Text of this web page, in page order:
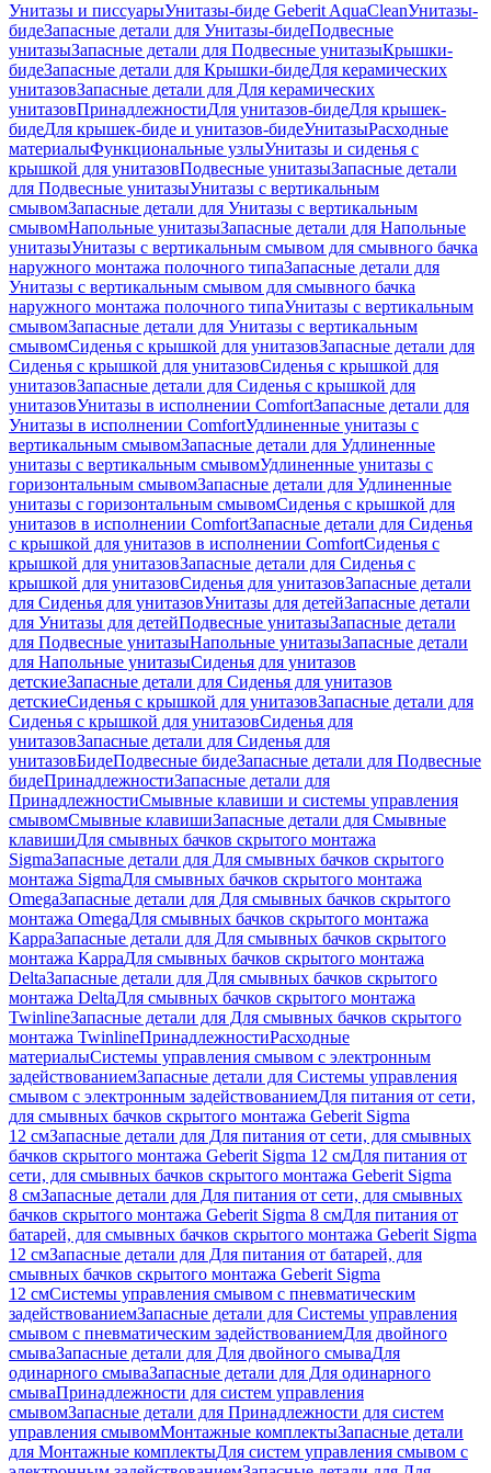
Унитазы и писсуарыУнитазы-биде Geberit AquaCleanУнитазы-
бидеЗапасные детали для Унитазы-бидеПодвесные
унитазыЗапасные детали для Подвесные унитазыКрышки-
бидеЗапасные детали для Крышки-бидеДля керамических
унитазовЗапасные детали для Для керамических
унитазовПринадлежностиДля унитазов-бидеДля крышек-
бидеДля крышек-биде и унитазов-бидеУнитазыРасходные
материалыФункциональные узлыУнитазы и сиденья с
крышкой для унитазовПодвесные унитазыЗапасные детали
для Подвесные унитазыУнитазы с вертикальным
смывомЗапасные детали для Унитазы с вертикальным
смывомНапольные унитазыЗапасные детали для Напольные
унитазыУнитазы с вертикальным смывом для смывного бачка
наружного монтажа полочного типаЗапасные детали для
Унитазы с вертикальным смывом для смывного бачка
наружного монтажа полочного типаУнитазы с вертикальным
смывомЗапасные детали для Унитазы с вертикальным
смывомСиденья с крышкой для унитазовЗапасные детали для
Сиденья с крышкой для унитазовСиденья с крышкой для
унитазовЗапасные детали для Сиденья с крышкой для
унитазовУнитазы в исполнении ComfortЗапасные детали для
Унитазы в исполнении ComfortУдлиненные унитазы с
вертикальным смывомЗапасные детали для Удлиненные
унитазы с вертикальным смывомУдлиненные унитазы с
горизонтальным смывомЗапасные детали для Удлиненные
унитазы с горизонтальным смывомСиденья с крышкой для
унитазов в исполнении ComfortЗапасные детали для Сиденья
с крышкой для унитазов в исполнении ComfortСиденья с
крышкой для унитазовЗапасные детали для Сиденья с
крышкой для унитазовСиденья для унитазовЗапасные детали
для Сиденья для унитазовУнитазы для детейЗапасные детали
для Унитазы для детейПодвесные унитазыЗапасные детали
для Подвесные унитазыНапольные унитазыЗапасные детали
для Напольные унитазыСиденья для унитазов
детскиеЗапасные детали для Сиденья для унитазов
детскиеСиденья с крышкой для унитазовЗапасные детали для
Сиденья с крышкой для унитазовСиденья для
унитазовЗапасные детали для Сиденья для
унитазовБидеПодвесные бидеЗапасные детали для Подвесные
бидеПринадлежностиЗапасные детали для
ПринадлежностиСмывные клавиши и системы управления
смывомСмывные клавишиЗапасные детали для Смывные
клавишиДля смывных бачков скрытого монтажа
SigmaЗапасные детали для Для смывных бачков скрытого
монтажа SigmaДля смывных бачков скрытого монтажа
OmegaЗапасные детали для Для смывных бачков скрытого
монтажа OmegaДля смывных бачков скрытого монтажа
KappaЗапасные детали для Для смывных бачков скрытого
монтажа KappaДля смывных бачков скрытого монтажа
DeltaЗапасные детали для Для смывных бачков скрытого
монтажа DeltaДля смывных бачков скрытого монтажа
TwinlineЗапасные детали для Для смывных бачков скрытого
монтажа TwinlineПринадлежностиРасходные
материалыСистемы управления смывом с электронным
задействованиемЗапасные детали для Системы управления
смывом с электронным задействованиемДля питания от сети,
для смывных бачков скрытого монтажа Geberit Sigma
12 смЗапасные детали для Для питания от сети, для смывных
бачков скрытого монтажа Geberit Sigma 12 смДля питания от
сети, для смывных бачков скрытого монтажа Geberit Sigma
8 смЗапасные детали для Для питания от сети, для смывных
бачков скрытого монтажа Geberit Sigma 8 смДля питания от
батарей, для смывных бачков скрытого монтажа Geberit Sigma
12 смЗапасные детали для Для питания от батарей, для
смывных бачков скрытого монтажа Geberit Sigma
12 смСистемы управления смывом с пневматическим
задействованиемЗапасные детали для Системы управления
смывом с пневматическим задействованиемДля двойного
смываЗапасные детали для Для двойного смываДля
одинарного смываЗапасные детали для Для одинарного
смываПринадлежности для систем управления
смывомЗапасные детали для Принадлежности для систем
управления смывомМонтажные комплектыЗапасные детали
для Монтажные комплектыДля систем управления смывом с